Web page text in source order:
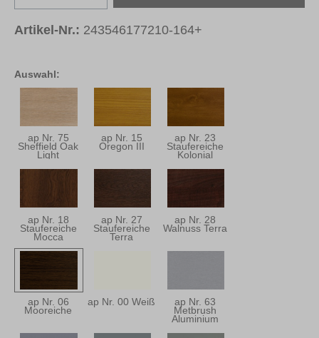
Auswahl:
ap Nr. 75
Sheffield Oak
Light
ap Nr. 15
Oregon III
ap Nr. 23
Staufereiche
Kolonial
ap Nr. 18
Staufereiche
Mocca
ap Nr. 27
Staufereiche
Terra
ap Nr. 28
Walnuss Terra
ap Nr. 06
Mooreiche
ap Nr. 00 Weiß ap Nr. 63
Metbrush
Aluminium
Artikel-Nr.: 243546177210-164+